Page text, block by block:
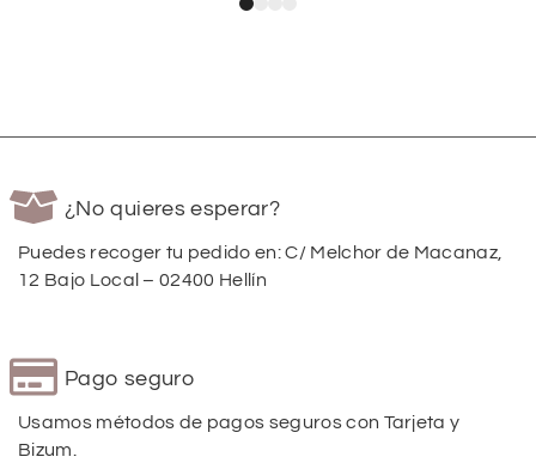
¿No quieres esperar?
Puedes recoger tu pedido en: C/ Melchor de Macanaz,
12 Bajo Local – 02400 Hellín
Pago seguro
Usamos métodos de pagos seguros con Tarjeta y
Bizum.